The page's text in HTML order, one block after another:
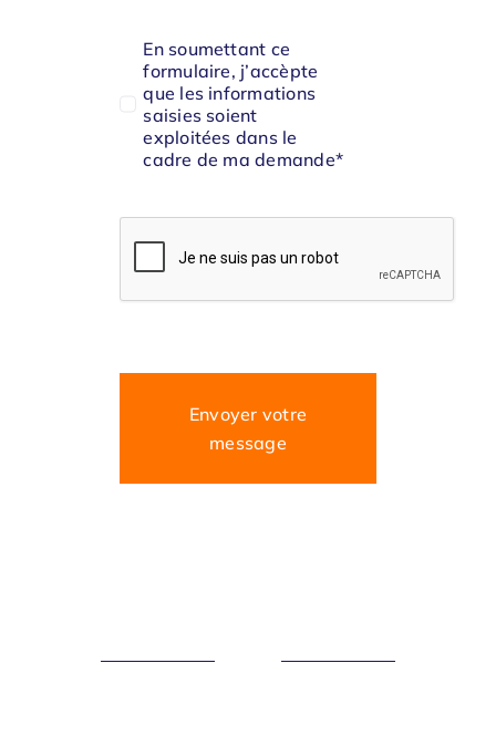
En soumettant ce
formulaire, j’accèpte
que les informations
saisies soient
exploitées dans le
cadre de ma demande*
Envoyer votre
message